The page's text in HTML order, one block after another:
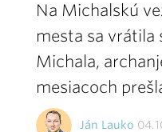
Na Michalskú
mesta sa vrátila
Michala,
mesiacoch
Ján Lauko